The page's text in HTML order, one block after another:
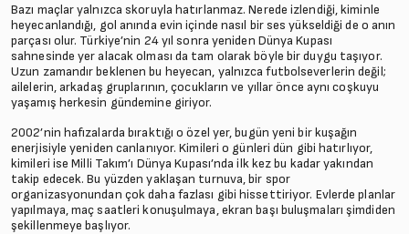
Bazı maçlar yalnızca skoruyla hatırlanmaz. Nerede izlendiği, kiminle
heyecanlandığı, gol anında evin içinde nasıl bir ses yükseldiği de o anın
parçası olur. Türkiye’nin 24 yıl sonra yeniden Dünya Kupası
sahnesinde yer alacak olması da tam olarak böyle bir duygu taşıyor.
Uzun zamandır beklenen bu heyecan, yalnızca futbolseverlerin değil;
ailelerin, arkadaş gruplarının, çocukların ve yıllar önce aynı coşkuyu
yaşamış herkesin gündemine giriyor.
2002’nin hafızalarda bıraktığı o özel yer, bugün yeni bir kuşağın
enerjisiyle yeniden canlanıyor. Kimileri o günleri dün gibi hatırlıyor,
kimileri ise Milli Takım’ı Dünya Kupası’nda ilk kez bu kadar yakından
takip edecek. Bu yüzden yaklaşan turnuva, bir spor
organizasyonundan çok daha fazlası gibi hissettiriyor. Evlerde planlar
yapılmaya, maç saatleri konuşulmaya, ekran başı buluşmaları şimdiden
şekillenmeye başlıyor.